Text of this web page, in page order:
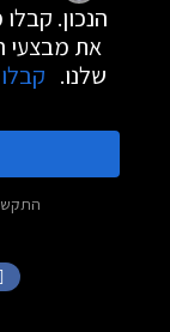
הנכון.
את מבצעי
שלנו.